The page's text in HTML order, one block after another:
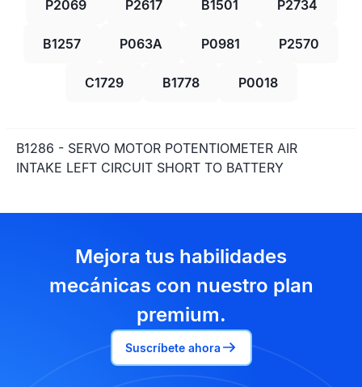
P2069 P2617 B1501 P2734
B1257 P063A P0981 P2570
C1729 B1778 P0018
B1286 - SERVO MOTOR POTENTIOMETER AIR
INTAKE LEFT CIRCUIT SHORT TO BATTERY
Mejora tus habilidades
mecánicas con nuestro plan
premium.
Suscríbete ahora